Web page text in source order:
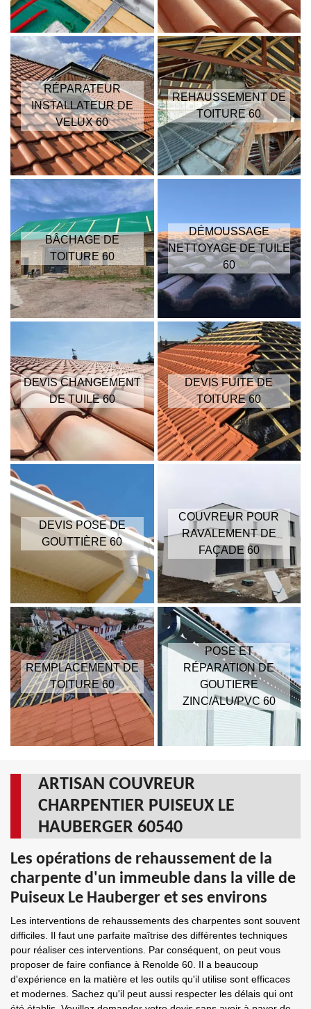
RÉPARATEUR
INSTALLATEUR DE
VELUX 60
REHAUSSEMENT DE
TOITURE 60
BÂCHAGE DE
TOITURE 60
DÉMOUSSAGE
NETTOYAGE DE TUILE
60
DEVIS CHANGEMENT
DE TUILE 60
DEVIS FUITE DE
TOITURE 60
DEVIS POSE DE
GOUTTIÈRE 60
COUVREUR POUR
RAVALEMENT DE
FAÇADE 60
REMPLACEMENT DE
TOITURE 60
POSE ET
RÉPARATION DE
GOUTIERE
ZINC/ALU/PVC 60
ARTISAN COUVREUR
CHARPENTIER PUISEUX LE
HAUBERGER 60540
Les opérations de rehaussement de la
charpente d'un immeuble dans la ville de
Puiseux Le Hauberger et ses environs
Les interventions de rehaussements des charpentes sont souvent
difficiles. Il faut une parfaite maîtrise des différentes techniques
pour réaliser ces interventions. Par conséquent, on peut vous
proposer de faire confiance à Renolde 60. Il a beaucoup
d'expérience en la matière et les outils qu'il utilise sont efficaces
et modernes. Sachez qu'il peut aussi respecter les délais qui ont